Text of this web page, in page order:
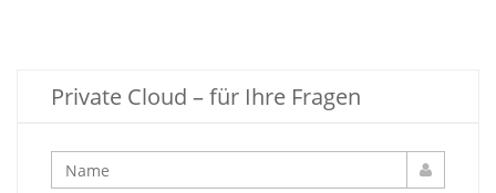
Private Cloud – für Ihre Fragen